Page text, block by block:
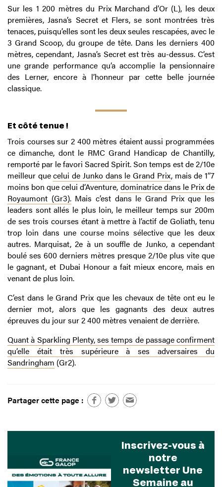
Sur les 1 200 mètres du Prix Marchand d’Or (L), les deux
premières, Jasna’s Secret et Flers, se sont montrées très
tenaces, puisqu’elles sont les deux seules rescapées, avec le
3 Grand Scoop, du groupe de tête. Dans les derniers 400
mètres, cependant, Jasna’s Secret est très au-dessus. C’est
une grande performance qu’a accomplie la pensionnaire
des Lerner, encore à l’honneur par cette belle journée
classique.
Et côté tenue !
Trois courses sur 2 400 mètres étaient aussi programmées
ce dimanche, dont le RMC Grand Handicap de Chantilly,
remporté par le favori Sacred Spirit. Son temps est de 2/10e
meilleur quecelui de Junko dans le Grand Prix, mais de 1’’7
moins bon que celui d’Aventure, dominatrice dans le Prix de
Royaumont (Gr3).Mais c’est dans le Grand Prix que les
leaders sont allés le plus loin, le meilleur temps sur 200m
de ses trois courses étant à mettre à l’actif de Goliath, tenu
trop loin dans une course moins sélective que les deux
autres. Marquisat, 2e à un souffle de Junko, a cependant
boulé ses 600 derniers mètres presque 2/10e plus vite que
le gagnant, et Dubai Honour a fait mieux encore, mais en
venant de plus loin.
C’est dans le Grand Prix que les chevaux de tête ont eu le
dernier mot, alors que les gagnants des deux autres
épreuves du jour sur 2 400 mètres venaient de derrière.
Quant à Sparkling Plenty, ses temps de passage confirment
qu’elle était très supérieure à ses adversaires du
Sandringham (Gr2).
Partager cette page :
Inscrivez-vous à
notre
newsletter Une
Semaine au